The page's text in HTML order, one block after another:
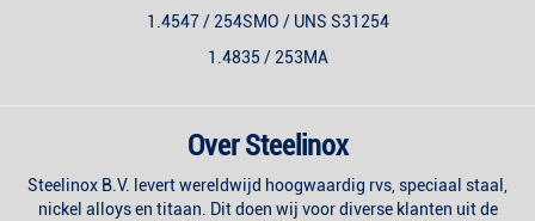
1.4547 / 254SMO / UNS S31254
1.4835 / 253MA
Over Steelinox
Steelinox B.V. levert wereldwijd hoogwaardig rvs, speciaal staal,
nickel alloys en titaan. Dit doen wij voor diverse klanten uit de